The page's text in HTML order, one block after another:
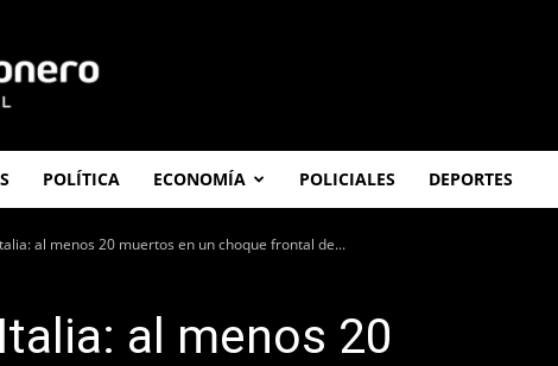
POLÍTICA ECONOMÍA POLICIALES DEPORTES
al menos 20 muertos en un choque frontal de...
al menos 20